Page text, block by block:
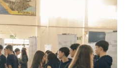
FIC-2026